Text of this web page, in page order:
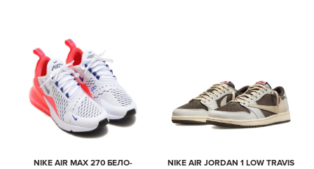
NIKE AIR MAX 270 БЕЛО-
NIKE AIR JORDAN 1 LOW TRAVIS